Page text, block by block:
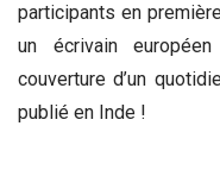
participants en
un écrivain
couverture d’un
publié en Inde !